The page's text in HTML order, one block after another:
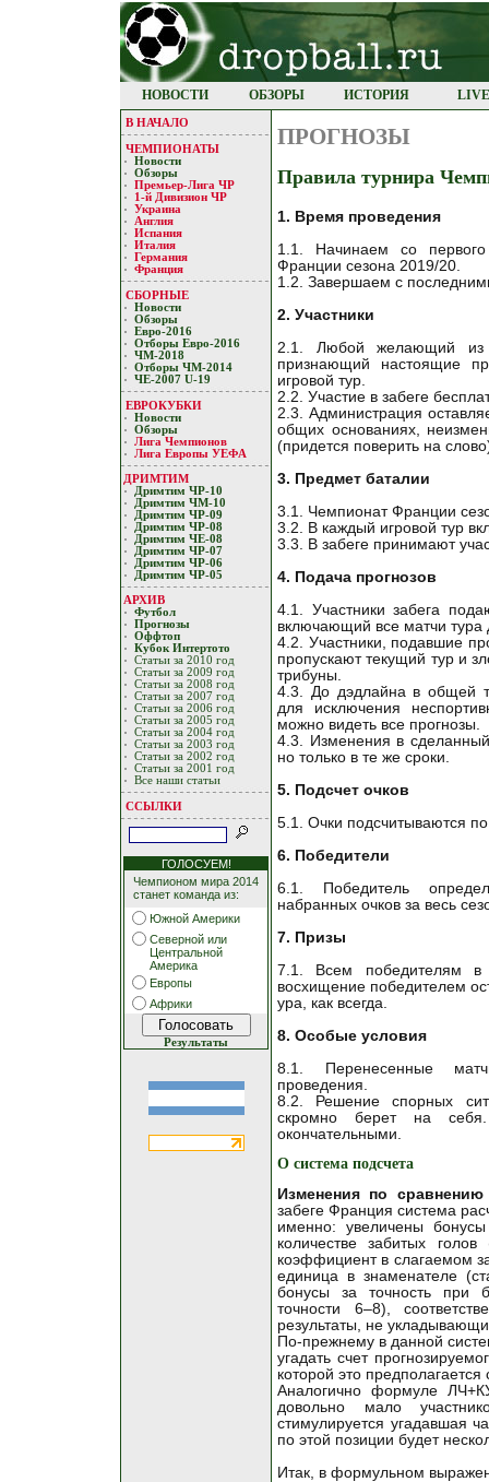
НОВОСТИ ОБЗОРЫ ИСТОРИЯ
В НАЧАЛО
ЧЕМПИОНАТЫ
Новости
Обзоры
Премьер-Лигa ЧР
1-й Дивизион ЧР
Украина
Англия
Испания
Италия
Германия
Франция
СБОРНЫЕ
Новости
Обзоры
Евро-2016
Отборы Евро-2016
ЧМ-2018
Отборы ЧМ-2014
ЧЕ-2007 U-19
ЕВРОКУБКИ
Новости
Обзоры
Лигa Чемпиoнoв
Лига Европы УЕФA
ДРИМТИМ
Дримтим ЧР-10
Дримтим ЧМ-10
Дримтим ЧР-09
Дримтим ЧР-08
Дримтим ЧЕ-08
Дримтим ЧР-07
Дримтим ЧР-06
Дримтим ЧР-05
АРХИВ
Футбол
Прогнозы
Оффтоп
Кубoк Интертoтo
Статьи за 2010 год
Статьи за 2009 год
Статьи за 2008 год
Статьи за 2007 год
Статьи за 2006 год
Статьи за 2005 год
Статьи за 2004 год
Статьи за 2003 год
Статьи за 2002 год
Статьи за 2001 год
Все наши статьи
ССЫЛКИ
ГОЛОСУЕМ!
Чемпионом мира 2014
станет команда из:
Южной Америки
Северной или
Центральной
Америка
Европы
Африки
Результаты
ПРОГНОЗЫ
Правила турнира
1. Время проведения
1.1. Начинаем со
Франции сезона 2019/20.
1.2. Завершаем с
2. Участники
2.1. Любой желающий из
признающий настоящие
игровой тур.
2.2. Участие в забеге
2.3. Администрация
общих основаниях,
(придется поверить на
3. Предмет баталии
3.1. Чемпионат Франции
3.2. В каждый игровой тур
3.3. В забеге принимают
4. Подача прогнозов
4.1. Участники забега
включающий все матчи тура
4.2. Участники, подавшие
пропускают текущий тур и
трибуны.
4.3. До дэдлайна в общей
для исключения
можно видеть все прогнозы.
4.3. Изменения в
но только в те же сроки.
5. Подсчет очков
5.1. Очки подсчитываются
6. Победители
6.1. Победитель
набранных очков за весь
7. Призы
7.1. Всем победителям в
восхищение победителем
ура, как всегда.
8. Особые условия
8.1. Перенесенные
проведения.
8.2. Решение спорных
скромно берет на
окончательными.
О система подсчета
Изменения по сравнению
забеге Франция система
именно: увеличены
количестве забитых
коэффициент в слагаемом
единица в знаменателе
бонусы за точность при
точности 6–8),
результаты, не
По-прежнему в данной
угадать счет
которой это предполагается
Аналогично формуле
довольно мало
стимулируется угадавшая
по этой позиции будет
Итак, в формульном